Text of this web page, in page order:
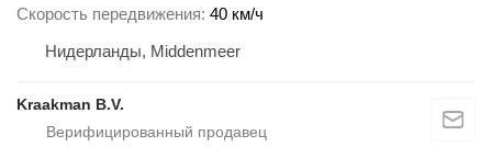
Скорость передвижения 40 км/ч
Нидерланды, Middenmeer
Kraakman B.V.